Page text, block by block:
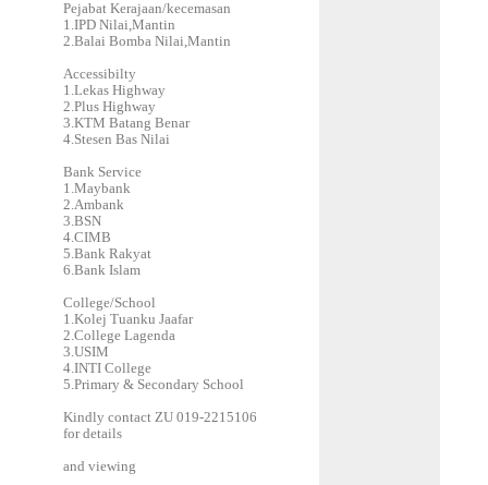
Pejabat Kerajaan/kecemasan
1.IPD Nilai,Mantin
2.Balai Bomba Nilai,Mantin
Accessibilty
1.Lekas Highway
2.Plus Highway
3.KTM Batang Benar
4.Stesen Bas Nilai
Bank Service
1.Maybank
2.Ambank
3.BSN
4.CIMB
5.Bank Rakyat
6.Bank Islam
College/School
1.Kolej Tuanku Jaafar
2.College Lagenda
3.USIM
4.INTI College
5.Primary & Secondary School
Kindly contact ZU 019-2215106
for details
and viewing